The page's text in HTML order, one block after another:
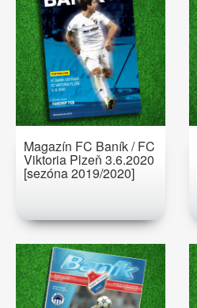
Magazín FC Baník / FC
Viktoria Plzeň 3.6.2020
[sezóna 2019/2020]